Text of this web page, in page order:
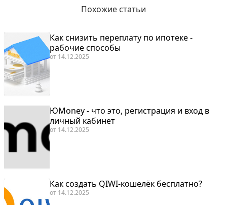
Похожие статьи
Как снизить переплату по ипотеке -
рабочие способы
от 14.12.2025
ЮMoney - что это, регистрация и вход в
личный кабинет
от 14.12.2025
Как создать QIWI-кошелёк бесплатно?
от 14.12.2025